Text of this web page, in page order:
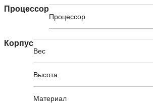
Процессор
Процессор
Корпус
Вес
Высота
Материал